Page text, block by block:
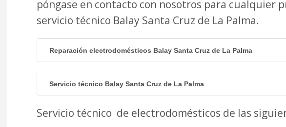
póngase en contacto con nosotros para cualquier
servicio técnico Balay Santa Cruz de La Palma.
Reparación electrodomésticos Balay Santa Cruz de La Palma
Servicio técnico Balay Santa Cruz de La Palma
Servicio técnico de electrodomésticos de las